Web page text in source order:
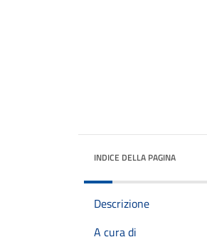
INDICE DELLA PAGINA
Descrizione
A cura di